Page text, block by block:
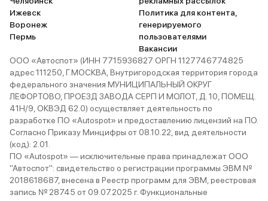
Ижевск
Воронеж
Пермь
Политика для контента,
генерируемого
пользователями
Вакансии
ООО «Автоспот» (ИНН 7715936827 ОРГН 1127746774825
адрес 111250, Г.МОСКВА, Внутригородская территория города
федерального значения МУНИЦИПАЛЬНЫЙ ОКРУГ
ЛЕФОРТОВО, ПРОЕЗД ЗАВОДА СЕРП И МОЛОТ, Д. 10, ПОМЕЩ.
41Н/9, ОКВЭД 62.0) осуществляет деятельность по
разработке ПО «Autospot» и предоставлению лицензий на ПО.
Согласно Приказу Минцифры от 08.10.22, вид деятельности
(код): 2.01.
ПО «Autospot» — исключительные права принадлежат ООО
"Автоспот": свидетельство о регистрации программы ЭВМ №
2018618687, внесена в Реестр программ для ЭВМ, реестровая
запись № 28745 от 09.07.2025 г. Функциональные